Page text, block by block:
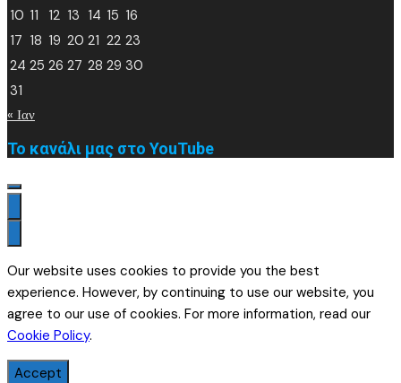
10 11 12 13 14 15 16
17 18 19 20 21 22 23
24 25 26 27 28 29 30
31
« Ιαν
Το κανάλι μας στο YouTube
Our website uses cookies to provide you the best
experience. However, by continuing to use our website, you
agree to our use of cookies. For more information, read our
Cookie Policy.
Accept